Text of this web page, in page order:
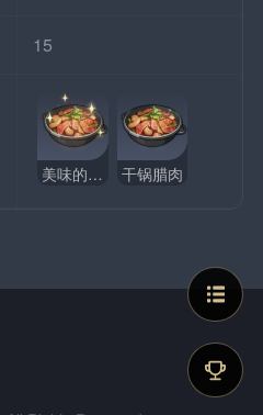
15
美味的干锅腊肉 干锅腊肉